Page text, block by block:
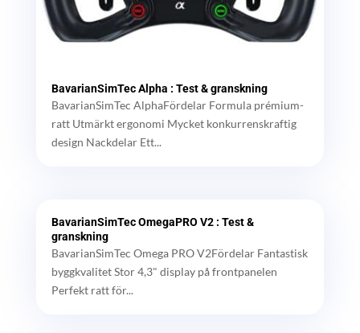
BavarianSimTec Alpha : Test & granskning
BavarianSimTec AlphaFördelar Formula prémium-
ratt Utmärkt ergonomi Mycket konkurrenskraftig
design Nackdelar Ett...
BavarianSimTec OmegaPRO V2 : Test &
granskning
BavarianSimTec Omega PRO V2Fördelar Fantastisk
byggkvalitet Stor 4,3" display på frontpanelen
Perfekt ratt för...